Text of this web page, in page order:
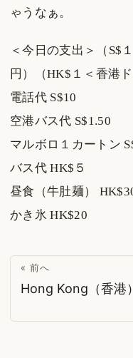
ゃうなぁ。
＜今日の支出＞（S$
円）（HK$１＜香港
電話代 S$10
空港バス代 S$1.50
マルボロ１カートン
バス代 HK$５
昼食（牛肚麺）
かき氷 HK$20
« 前へ
Hong Kong（香港）